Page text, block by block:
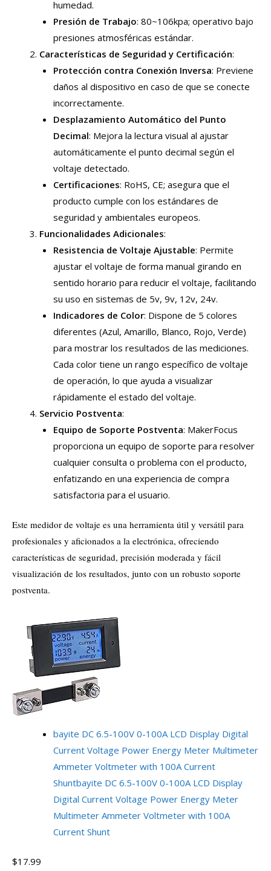
humedad.
Presión de Trabajo: 80~106kpa; operativo bajo
presiones atmosféricas estándar.
Características de Seguridad y Certificación:
Protección contra Conexión Inversa: Previene
daños al dispositivo en caso de que se conecte
incorrectamente.
Desplazamiento Automático del Punto
Decimal: Mejora la lectura visual al ajustar
automáticamente el punto decimal según el
voltaje detectado.
Certificaciones: RoHS, CE; asegura que el
producto cumple con los estándares de
seguridad y ambientales europeos.
Funcionalidades Adicionales:
Resistencia de Voltaje Ajustable: Permite
ajustar el voltaje de forma manual girando en
sentido horario para reducir el voltaje, facilitando
su uso en sistemas de 5v, 9v, 12v, 24v.
Indicadores de Color: Dispone de 5 colores
diferentes (Azul, Amarillo, Blanco, Rojo, Verde)
para mostrar los resultados de las mediciones.
Cada color tiene un rango específico de voltaje
de operación, lo que ayuda a visualizar
rápidamente el estado del voltaje.
Servicio Postventa:
Equipo de Soporte Postventa: MakerFocus
proporciona un equipo de soporte para resolver
cualquier consulta o problema con el producto,
enfatizando en una experiencia de compra
satisfactoria para el usuario.
Este medidor de voltaje es una herramienta útil y versátil para
profesionales y aficionados a la electrónica, ofreciendo
características de seguridad, precisión moderada y fácil
visualización de los resultados, junto con un robusto soporte
postventa.
bayite DC 6.5-100V 0-100A LCD Display Digital
Current Voltage Power Energy Meter Multimeter
Ammeter Voltmeter with 100A Current
Shuntbayite DC 6.5-100V 0-100A LCD Display
Digital Current Voltage Power Energy Meter
Multimeter Ammeter Voltmeter with 100A
Current Shunt
$17.99